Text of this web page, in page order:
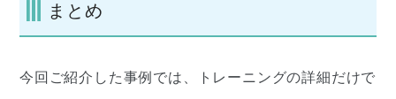
まとめ
今回ご紹介した事例では、トレーニングの詳細だけで